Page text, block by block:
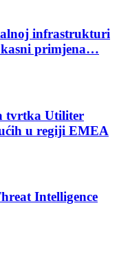
infrastrukturi
kasni primjena…
tvrtka Utiliter
u regiji EMEA
Intelligence